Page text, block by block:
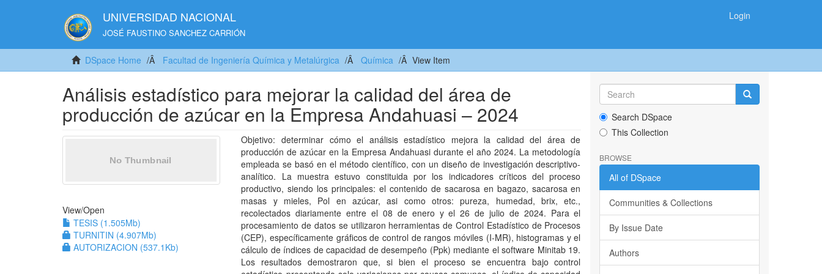
UNIVERSIDAD NACIONAL
JOSÉ FAUSTINO SANCHEZ CARRIÓN
Login
DSpace Home Facultad de Ingeniería Química y Metalúrgica Química View Item
Análisis estadístico para mejorar la calidad del área de
producción de azúcar en la Empresa Andahuasi – 2024
View/Open
TESIS (1.505Mb)
TURNITIN (4.907Mb)
AUTORIZACION (537.1Kb)
Objetivo: determinar cómo el análisis estadístico mejora la calidad del área de
producción de azúcar en la Empresa Andahuasi durante el año 2024. La metodología
empleada se basó en el método científico, con un diseño de investigación descriptivo-
analítico. La muestra estuvo constituida por los indicadores críticos del proceso
productivo, siendo los principales: el contenido de sacarosa en bagazo, sacarosa en
masas y mieles, Pol en azúcar, asi como otros: pureza, humedad, brix, etc.,
recolectados diariamente entre el 08 de enero y el 26 de julio de 2024. Para el
procesamiento de datos se utilizaron herramientas de Control Estadístico de Procesos
(CEP), específicamente gráficos de control de rangos móviles (I-MR), histogramas y el
cálculo de índices de capacidad de desempeño (Ppk) mediante el software Minitab 19.
Los resultados demostraron que, si bien el proceso se encuentra bajo control
Search DSpace
This Collection
BROWSE
All of DSpace
Communities & Collections
By Issue Date
Authors